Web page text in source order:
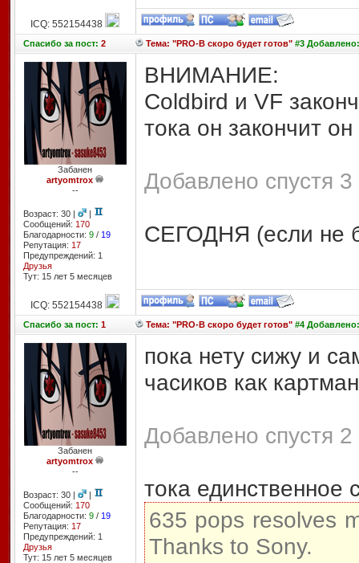
ICQ: 552154438
Спасибоза пост: 2 Тема: "PRO-B скоро будет готов"#3 Добавлено:
Забанен
artyomtrox
--
Возраст: 30 |
|
Сообщений: 170
Благодарности: 9/ 19
Репутация: 17
Предупреждений: 1
Друзья
Тут: 15 лет 5 месяцев
ВНИМАНИЕ:
Coldbird и VF
тока он закончит
Добавлено спустя
СЕГОДНЯ (если не
ICQ: 552154438
Спасибоза пост: 1 Тема: "PRO-B скоро будет готов"#4 Добавлено:
Забанен
artyomtrox
--
Возраст: 30 |
|
Сообщений: 170
Благодарности: 9/ 19
Репутация: 17
Предупреждений: 1
Друзья
Тут: 15 лет 5 месяцев
пока нету сижу и
часиков как
Добавлено спустя
тока единственное
635 pops resolves
Thanks to Sony.